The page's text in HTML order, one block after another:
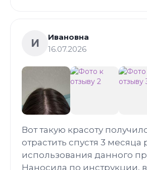
И
Ивановна
16.07.2026
Вот такую красоту
отрастить спустя 3 месяца
использования данного
Наносила по инструкции,